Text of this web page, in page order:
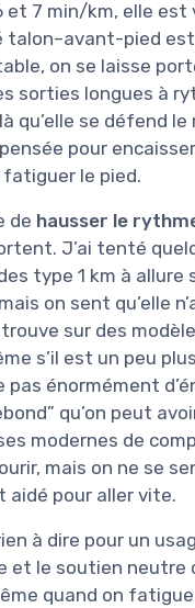
7 min/km, elle est
talon–avant-pied
on se laisse
sorties longues à
qu’elle se défend le
pour
le pied.
de hausser le
J’ai tenté
type 1 km à allure
on sent qu’elle
sur des
s’il est un peu
énormément
qu’on peut
modernes de
mais on ne se
aidé pour aller vite.
à dire pour un
et le soutien neutre
quand on